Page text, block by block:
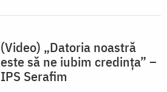
(Video) „Datoria noastră
este să ne iubim credința” –
IPS Serafim